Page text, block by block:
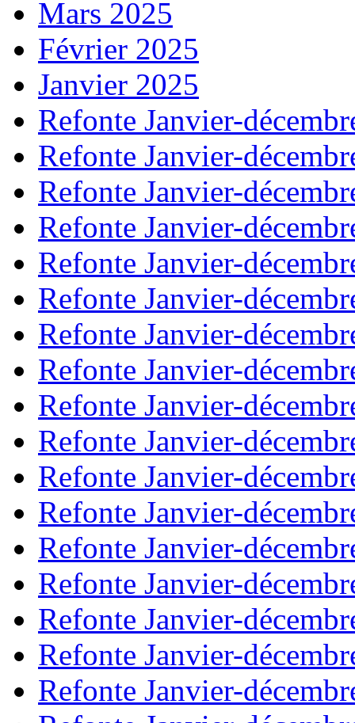
Mars 2025
Février 2025
Janvier 2025
Refonte Janvier-
Refonte Janvier-
Refonte Janvier-
Refonte Janvier-
Refonte Janvier-
Refonte Janvier-
Refonte Janvier-
Refonte Janvier-
Refonte Janvier-
Refonte Janvier-
Refonte Janvier-
Refonte Janvier-
Refonte Janvier-
Refonte Janvier-
Refonte Janvier-
Refonte Janvier-
Refonte Janvier-